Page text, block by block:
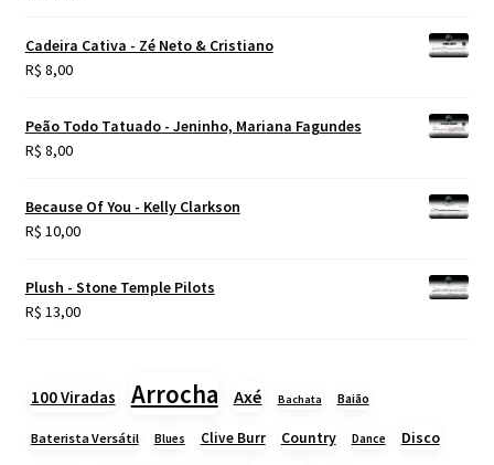
Cadeira Cativa - Zé Neto & Cristiano
R$ 8,00
Peão Todo Tatuado - Jeninho, Mariana Fagundes
R$ 8,00
Because Of You - Kelly Clarkson
R$ 10,00
Plush - Stone Temple Pilots
R$ 13,00
100 Viradas Arrocha Axé Bachata Baião
Baterista Versátil Blues Clive Burr Country Dance Disco